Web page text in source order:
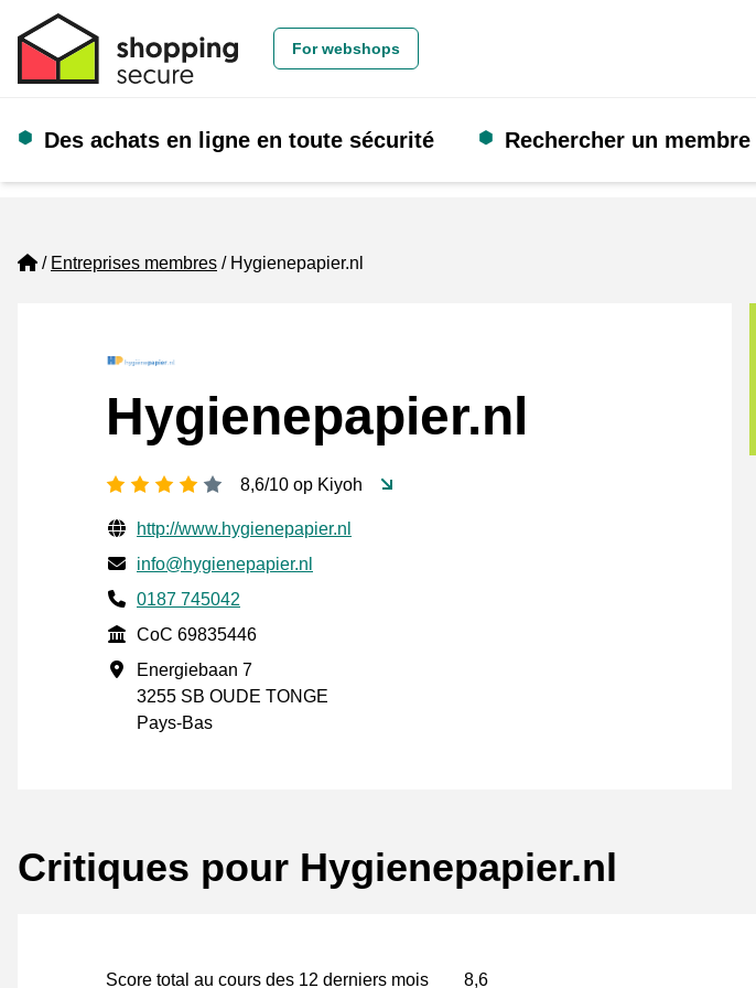
For webshops
Des achats en ligne en toute sécurité Rechercher un membre
Home
Entreprises membres Hygienepapier.nl
Hygienepapier.nl
[_General:NumberOfStarsPluralFormat]
8,6/10 op Kiyoh
Informations de contact vérifiées
Website URL
http://www.hygienepapier.nl
E-mail
info@hygienepapier.nl
Phone number
0187 745042
CoC
CoC 69835446
Adresse professionnelle
Energiebaan 7
3255 SB OUDE TONGE
Pays-Bas
Critiques pour Hygienepapier.nl
Score total au cours des 12 derniers mois
8,6